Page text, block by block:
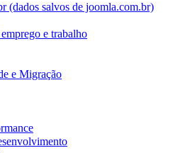
(dados salvos de joomla.com.br)
e trabalho
e Migração